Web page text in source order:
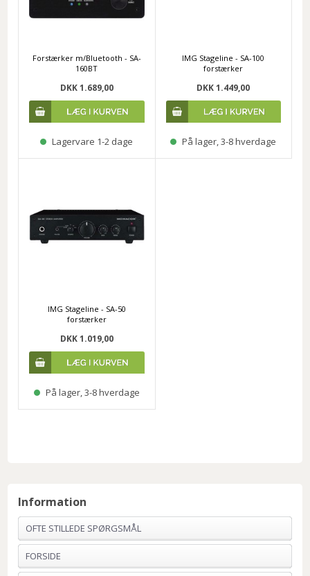
Forstærker m/Bluetooth - SA-
160BT
DKK 1.689,00
Lagervare 1-2 dage
IMG Stageline - SA-100
forstærker
DKK 1.449,00
På lager, 3-8 hverdage
IMG Stageline - SA-50
forstærker
DKK 1.019,00
På lager, 3-8 hverdage
Information
OFTE STILLEDE SPØRGSMÅL
FORSIDE